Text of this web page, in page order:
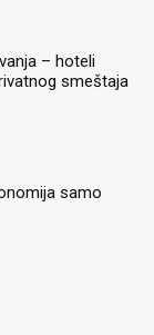
– hoteli
smeštaja
samo